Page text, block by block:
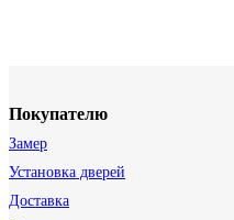
Покупателю
Замер
Установка дверей
Доставка